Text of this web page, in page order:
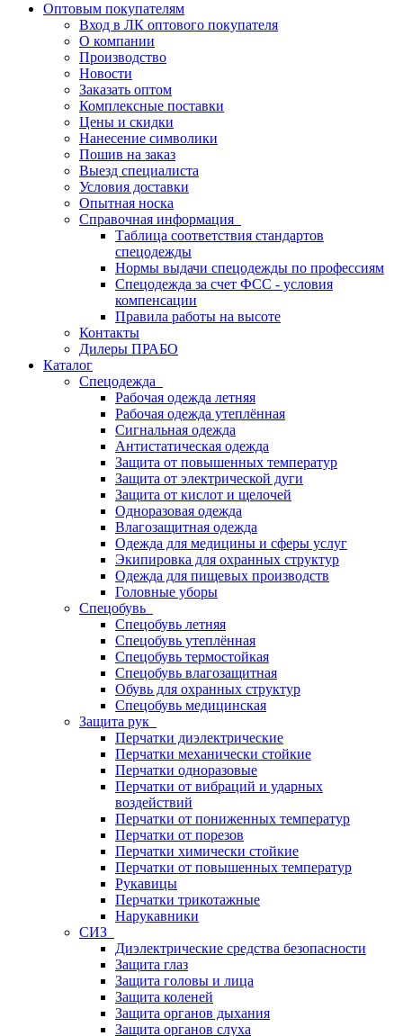
Оптовым покупателям
Вход в ЛК оптового покупателя
О компании
Производство
Новости
Заказать оптом
Комплексные поставки
Цены и скидки
Нанесение символики
Пошив на заказ
Выезд специалиста
Условия доставки
Опытная носка
Справочная информация
Таблица соответствия стандартов
спецодежды
Нормы выдачи спецодежды по профессиям
Спецодежда за счет ФСС - условия
компенсации
Правила работы на высоте
Контакты
Дилеры ПРАБО
Каталог
Спецодежда
Рабочая одежда летняя
Рабочая одежда утеплённая
Сигнальная одежда
Антистатическая одежда
Защита от повышенных температур
Защита от электрической дуги
Защита от кислот и щелочей
Одноразовая одежда
Влагозащитная одежда
Одежда для медицины и сферы услуг
Экипировка для охранных структур
Одежда для пищевых производств
Головные уборы
Спецобувь
Спецобувь летняя
Спецобувь утеплённая
Спецобувь термостойкая
Спецобувь влагозащитная
Обувь для охранных структур
Спецобувь медицинская
Защита рук
Перчатки диэлектрические
Перчатки механически стойкие
Перчатки одноразовые
Перчатки от вибраций и ударных
воздействий
Перчатки от пониженных температур
Перчатки от порезов
Перчатки химически стойкие
Перчатки от повышенных температур
Рукавицы
Перчатки трикотажные
Нарукавники
СИЗ
Диэлектрические средства безопасности
Защита глаз
Защита головы и лица
Защита коленей
Защита органов дыхания
Защита органов слуха